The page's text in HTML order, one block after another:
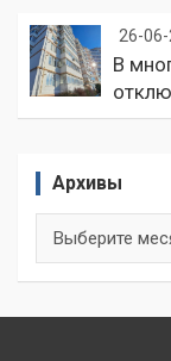
26-06-
В
Архивы